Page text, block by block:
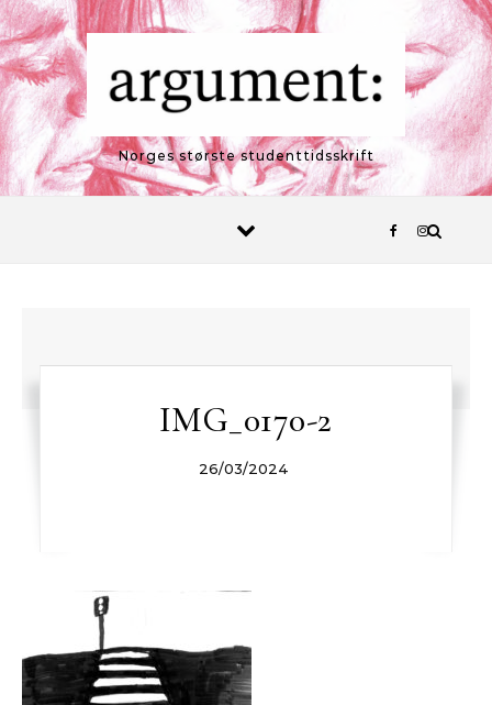
Skip to content
Norges største studenttidsskrift
IMG_0170-2
26/03/2024